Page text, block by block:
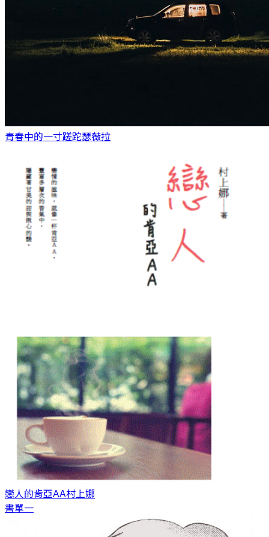
青春中的一寸蹉跎瑟薇拉
戀人的肯亞AA村上娜
書單一